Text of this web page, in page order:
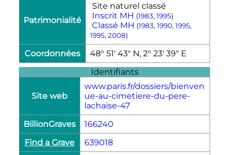
Patrimonialité
Site naturel classé
Inscrit MH (1983, 1995)
Classé MH (1983, 1990, 1995,
1995, 2008)
Coordonnées
48° 51′ 43″ N, 2° 23′ 39″ E
Identifiants
Site web
www.paris.fr/dossiers/bienven
ue-au-cimetiere-du-pere-
lachaise-47
BillionGraves
166240
Find a Grave
639018